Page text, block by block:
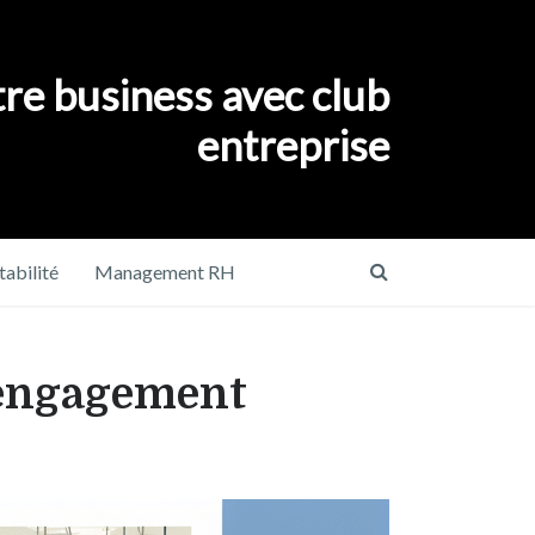
business avec club
entreprise
Management RH